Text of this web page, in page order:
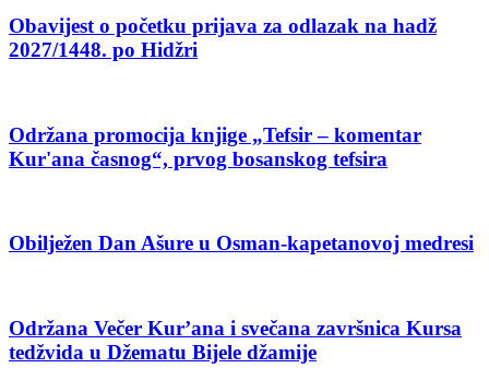
Obavijest o početku prijava za odlazak na hadž
2027/1448. po Hidžri
Održana promocija knjige „Tefsir – komentar
Kur'ana časnog“, prvog bosanskog tefsira
Obilježen Dan Ašure u Osman-kapetanovoj medresi
Održana Večer Kur’ana i svečana završnica Kursa
tedžvida u Džematu Bijele džamije